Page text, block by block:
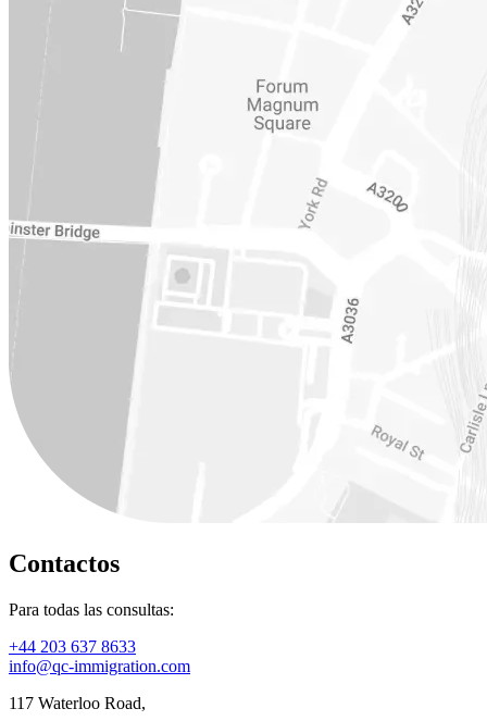
Contactos
Para todas las consultas:
+44 203 637 8633
info@qc-immigration.com
117 Waterloo Road,